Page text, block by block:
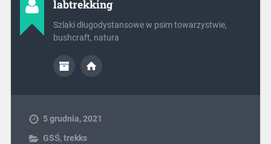
labtrekking
Szlaki długodystansowe w psim towarzystwie,
bushcraft, natura
5 grudnia, 2021
GSŚ,trekks